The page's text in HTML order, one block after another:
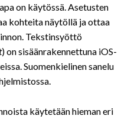
on käytössä. Asetusten
kohteita näytöllä ja ottaa
Tekstinsyöttö
) on sisäänrakennettuna iOS-
Suomenkielinen sanelu
käytetään hieman eri